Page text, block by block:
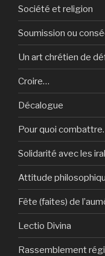
Société et religion
Soumission ou
Un art chrétien de
Croire…
Décalogue
Pour quoi
Solidarité avec les
Attitude
Fête (faites) de
Lectio Divina
Rassemblement